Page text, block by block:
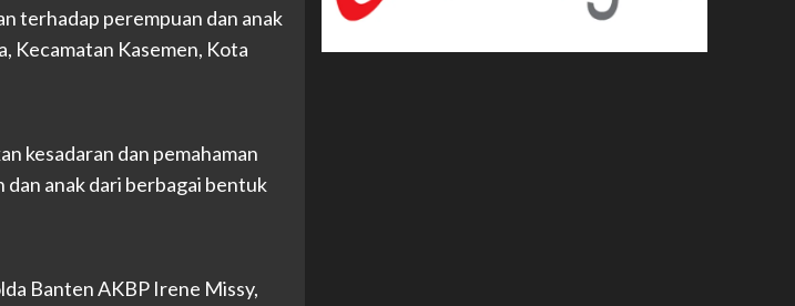
terhadap perempuan dan anak
Kecamatan Kasemen, Kota
kesadaran dan pemahaman
anak dari berbagai bentuk
Banten AKBP Irene Missy,